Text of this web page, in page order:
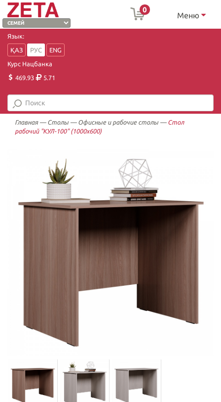
0
Меню
Язык:
ҚАЗ
РУС
ENG
Курс Нацбанка
469.93
5.71
Главная— Столы — Офисные и рабочие столы — Стол
рабочий "КУЛ-100" (1000х600)